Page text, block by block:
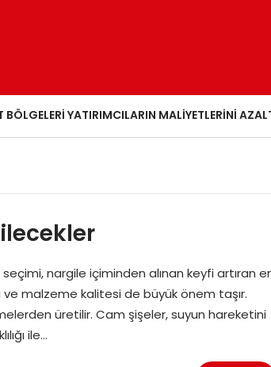
BÖLGELERI YATIRIMCILARIN MALIYETLERINI
seçimi, nargile içiminden alınan keyfi artıran
ve malzeme kalitesi de büyük önem taşır.
üretilir. Cam şişeler, suyun hareketini
ile…